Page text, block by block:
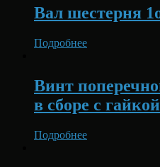
Вал шестерня
Подробнее
Винт
в сборе с
Подробнее